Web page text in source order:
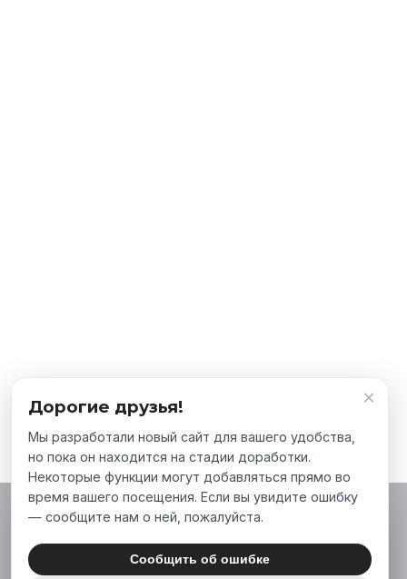
наш сайт лучше для вас. Нажимая «Принять
×
Дорогие друзья!
Мы разработали новый сайт для вашего удобства,
но пока он находится на стадии доработки.
Некоторые функции могут добавляться прямо во
время вашего посещения. Если вы увидите ошибку
— сообщите нам о ней, пожалуйста.
Сообщить об ошибке